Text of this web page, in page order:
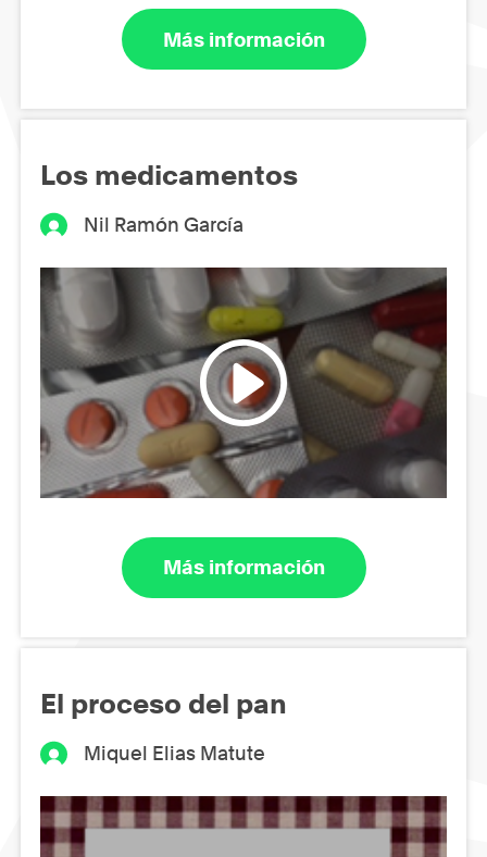
Más información
Los medicamentos
Nil Ramón García
Más información
El proceso del pan
Miquel Elias Matute